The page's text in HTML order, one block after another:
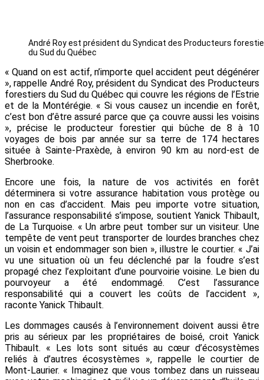
André Roy est président du Syndicat des Producteurs
du Sud du Québec
« Quand on est actif, n’importe quel accident peut dégénérer
», rappelle André Roy, président du Syndicat des Producteurs
forestiers du Sud du Québec qui couvre les régions de l’Estrie
et de la Montérégie. « Si vous causez un incendie en forêt,
c’est bon d’être assuré parce que ça couvre aussi les voisins
», précise le producteur forestier qui bûche de 8 à 10
voyages de bois par année sur sa terre de 174 hectares
située à Sainte-Praxède, à environ 90 km au nord-est de
Sherbrooke.
Encore une fois, la nature de vos activités en forêt
déterminera si votre assurance habitation vous protège ou
non en cas d’accident. Mais peu importe votre situation,
l’assurance responsabilité s’impose, soutient Yanick Thibault,
de La Turquoise. « Un arbre peut tomber sur un visiteur. Une
tempête de vent peut transporter de lourdes branches chez
un voisin et endommager son bien », illustre le courtier. « J’ai
vu une situation où un feu déclenché par la foudre s’est
propagé chez l’exploitant d’une pourvoirie voisine. Le bien du
pourvoyeur a été endommagé. C’est l’assurance
responsabilité qui a couvert les coûts de l’accident »,
raconte Yanick Thibault.
Les dommages causés à l’environnement doivent aussi être
pris au sérieux par les propriétaires de boisé, croit Yanick
Thibault. « Les lots sont situés au cœur d’écosystèmes
reliés à d’autres écosystèmes », rappelle le courtier de
Mont-Laurier. « Imaginez que vous tombez dans un ruisseau